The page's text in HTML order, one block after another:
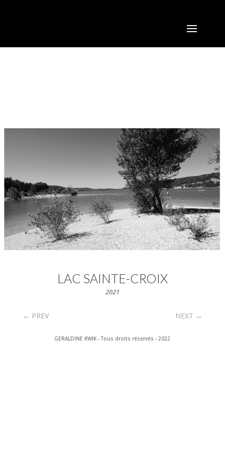
LAC SAINTE-CROIX
2021
← PREV NEXT →
GERALDINE KWIK - Tous droits réservés - 2022